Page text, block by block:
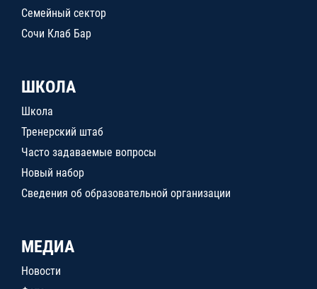
Семейный сектор
Сочи Клаб Бар
ШКОЛА
Школа
Тренерский штаб
Часто задаваемые вопросы
Новый набор
Сведения об образовательной организации
МЕДИА
Новости